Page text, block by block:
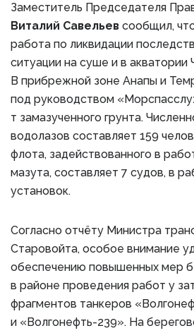
Заместитель Председателя
Виталий Савельев сообщил,
работа по ликвидации
ситуации на суше и в акватории
В прибрежной зоне Анапы и
под руководством
т замазученного грунта.
водолазов составляет 159
флота, задействованного в
мазута, составляет 7 судов, в
установок.
Согласно отчёту Министра
Старовойта, особое внимание
обеспечению повышенных мер
в районе проведения работ у
фрагментов танкеров
и «Волгонефть-239». На